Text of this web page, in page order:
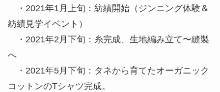
・2021年1月上旬：紡績開始（ジンニング体験＆
紡績見学イベント）
・2021年2月下旬：糸完成、生地編み立て〜縫製
へ
・2021年5月下旬：タネから育てたオーガニック
コットンのTシャツ完成。